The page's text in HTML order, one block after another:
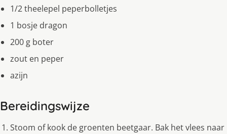
1/2 theelepel peperbolletjes
1 bosje dragon
200 g boter
zout en peper
azijn
Bereidingswijze
Stoom of kook de groenten beetgaar. Bak het vlees naar